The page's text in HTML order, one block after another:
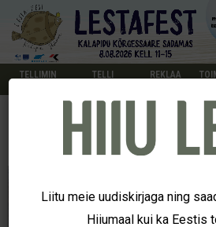
TELLIMIN
TELLI
REKLAA
Liitu meie uudiskirjaga ning
Hiiumaal kui ka Eestis